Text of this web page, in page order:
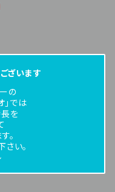
ざいます
の
」では
を
。
さい。